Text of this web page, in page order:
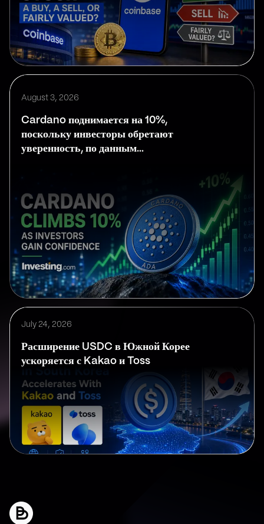
August 3, 2026
Cardano поднимается на 10%,
поскольку инвесторы обретают
уверенность, по данным
July 24, 2026
Расширение USDC в Южной Корее
ускоряется с Kakao и Toss